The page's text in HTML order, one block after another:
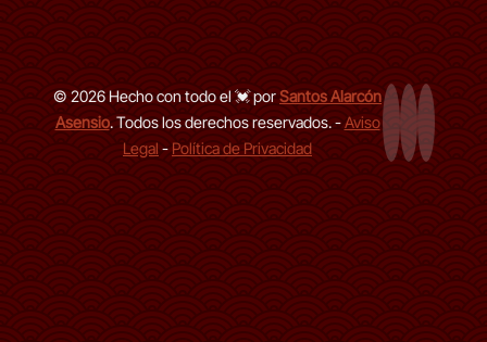
© 2026 Hecho con todo el 💓 porSantos Alarcón
Asensio. Todos los derechos reservados. -Aviso
Legal - Política de Privacidad
Página Web
LinkedIn
GitHub